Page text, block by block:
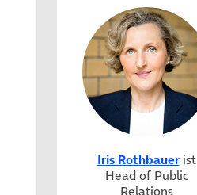
Iris Rothbauerist
Head of Public
Relations